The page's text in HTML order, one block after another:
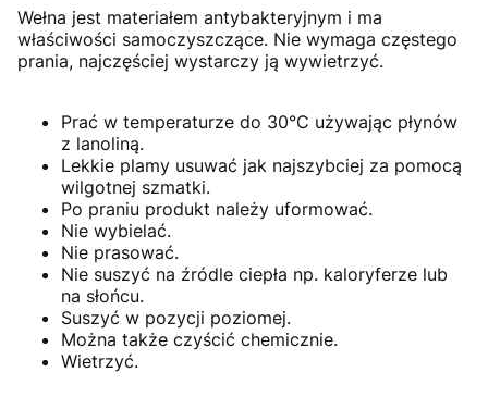
Wełna jest materiałem antybakteryjnym i ma
właściwości samoczyszczące. Nie wymaga częstego
prania, najczęściej wystarczy ją wywietrzyć.
Prać w temperaturze do 30°C używając płynów
z lanoliną.
Lekkie plamy usuwać jak najszybciej za pomocą
wilgotnej szmatki.
Po praniu produkt należy uformować.
Nie wybielać.
Nie prasować.
Nie suszyć na źródle ciepła np. kaloryferze lub
na słońcu.
Suszyć w pozycji poziomej.
Można także czyścić chemicznie.
Wietrzyć.